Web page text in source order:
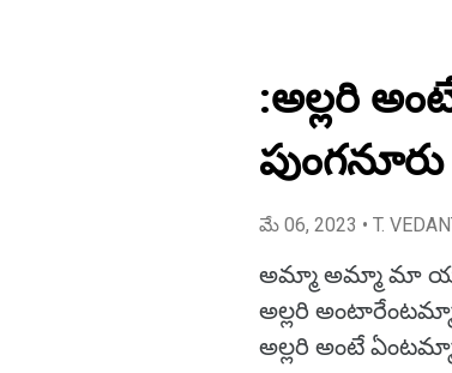
:అల్లరి
పుంగనూరు
మే 06, 2023 • T.
అమ్మా అమ్మా మా
అల్లరి
అల్లరి అంటే